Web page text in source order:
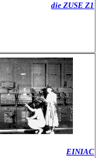
die ZUSE Z1
EINIAC